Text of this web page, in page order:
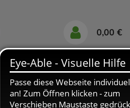
0,00 €
Markenshops Ratgeber